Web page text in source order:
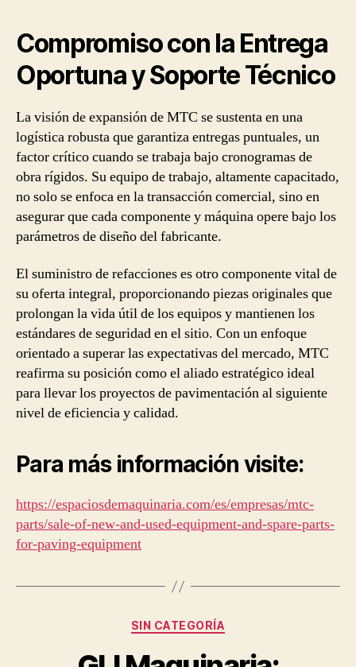
Compromiso con la Entrega
Oportuna y Soporte Técnico
La visión de expansión de MTC se sustenta en una
logística robusta que garantiza entregas puntuales, un
factor crítico cuando se trabaja bajo cronogramas de
obra rígidos. Su equipo de trabajo, altamente capacitado,
no solo se enfoca en la transacción comercial, sino en
asegurar que cada componente y máquina opere bajo los
parámetros de diseño del fabricante.
El suministro de refacciones es otro componente vital de
su oferta integral, proporcionando piezas originales que
prolongan la vida útil de los equipos y mantienen los
estándares de seguridad en el sitio. Con un enfoque
orientado a superar las expectativas del mercado, MTC
reafirma su posición como el aliado estratégico ideal
para llevar los proyectos de pavimentación al siguiente
nivel de eficiencia y calidad.
Para más información visite:
https://espaciosdemaquinaria.com/es/empresas/mtc-
parts/sale-of-new-and-used-equipment-and-spare-parts-
for-paving-equipment
Categorías
SIN CATEGORÍA